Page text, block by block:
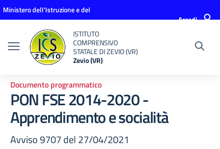
Vai ai contenuti
Vai al menu di navigazione
Vai al footer
Ministero dell'Istruzione e del
Accedi
ISTITUTO
COMPRENSIVO
STATALE DI ZEVIO (VR)
Zevio (VR)
Documento programmatico
PON FSE 2014-2020 -
Apprendimento e socialità
Avviso 9707 del 27/04/2021